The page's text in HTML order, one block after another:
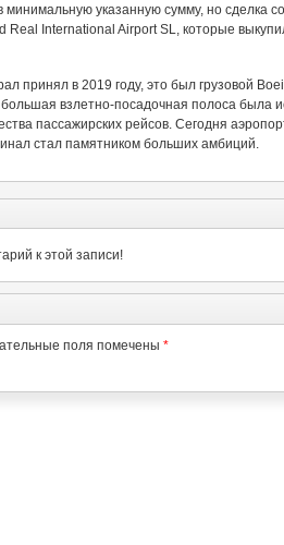
указанную сумму, но сделка
Real International Airport SL, которые
принял в 2019 году, это был грузовой
взлетно-посадочная полоса была
пассажирских рейсов. Сегодня
стал памятником больших амбиций.
к этой записи!
поля помечены *